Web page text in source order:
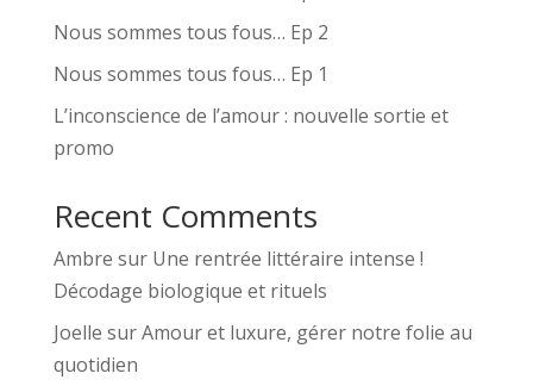
Nous sommes tous fous… Ep 2
Nous sommes tous fous… Ep 1
L’inconscience de l’amour : nouvelle sortie et
promo
Recent Comments
Ambre sur Une rentrée littéraire intense !
Décodage biologique et rituels
Joelle surAmour et luxure, gérer notre folie au
quotidien